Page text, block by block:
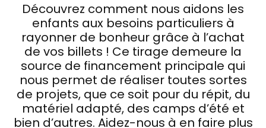
Découvrez comment nous aidons les
enfants aux besoins particuliers à
rayonner de bonheur grâce à l’achat
de vos billets ! Ce tirage demeure la
source de financement principale qui
nous permet de réaliser toutes sortes
de projets, que ce soit pour du répit, du
matériel adapté, des camps d’été et
bien d’autres. Aidez-nous à en faire plus